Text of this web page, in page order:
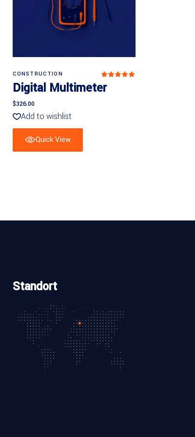
BewertetIn den Warenkorb
CONSTRUCTION
5.00
von 5
Digital Multimeter
$326.00
Add to wishlist
Quick View
Standort